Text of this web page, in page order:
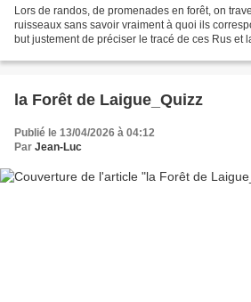
Lors de randos, de promenades en forêt, on
ruisseaux sans savoir vraiment à quoi ils
but justement de préciser le tracé de ces Rus et
la Forêt de Laigue_Quizz
Publié le 13/04/2026 à 04:12
Par Jean-Luc